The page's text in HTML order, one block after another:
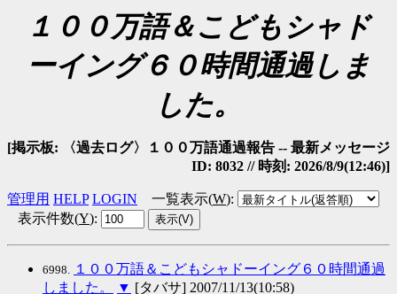
１００万語＆こどもシャド
ーイング６０時間通過しま
した。
[掲示板: 〈過去ログ〉１００万語通過報告 -- 最新メッセージ
ID: 8032 // 時刻: 2026/8/9(12:46)]
管理用 HELP LOGIN 一覧表示(W):
表示件数(Y):
6998.
１００万語＆こどもシャドーイング６０時間通過
しました。
▼ [タバサ] 2007/11/13(10:58)